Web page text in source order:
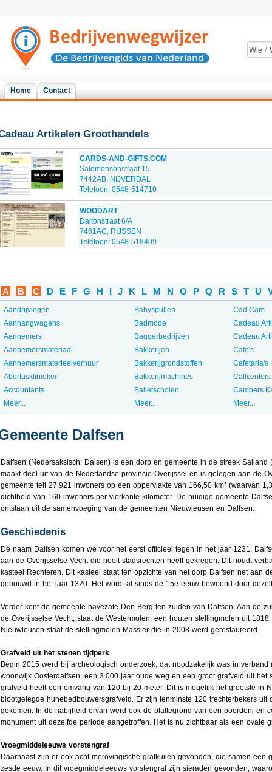
Home Contact
Artikelen Groothandels
CARDS-AND-GIFTS.COM
Salomonsonstraat 15
7442AB, NIJVERDAL
Telefoon: 0548-514710
WOODART
Daltonstraat 6/A
7461AC, RIJSSEN
Telefoon: 0548-518409
A B C D E F G H I J K L M N O P Q R S T U
Aandrijvingen
Aanhangwagens
Aannemers
Aannemersmateriaal
Aannemersmaterieelverhuur
Abortusklinieken
Accountants
Meer...
Babyspullen
Badmode
Baggerbedrijven
Bakkerijen
Bakkerijgrondstoffen
Bakkerijmachines
Balletscholen
Meer...
Cad Cam
Cadeau
Cadeau
Cafe's
Cafetaria's
Callcenters
Campers
Meer...
Dalfsen
Dalfsen (Nedersaksisch: Dalsen) is een dorp en gemeente in de streek Salland
maakt deel uit van de Nederlandse provincie Overijssel en is gelegen aan de
gemeente telt 27.921 inwoners op een oppervlakte van 166,50 km² (waarvan
dichtheid van 160 inwoners per vierkante kilometer. De huidige gemeente
ontstaan uit de samenvoeging van de gemeenten Nieuwleusen en Dalfsen.
Geschiedenis
De naam Dalfsen komen we voor het eerst officieel tegen in het jaar 1231.
aan de Overijsselse Vecht die nooit stadsrechten heeft gekregen. Dit houdt
kasteel Rechteren. Dit kasteel staat ten opzichte van het dorp Dalfsen net aan
gebouwd in het jaar 1320. Het wordt al sinds de 15e eeuw bewoond door
Verder kent de gemeente havezate Den Berg ten zuiden van Dalfsen. Aan de
de Overijsselse Vecht, staat de Westermolen, een houten stellingmolen uit
Nieuwleusen staat de stellingmolen Massier die in 2008 werd gerestaureerd.
Grafveld uit het stenen tijdperk
Begin 2015 werd bij archeologisch onderzoek, dat noodzakelijk was in
woonwijk Oosterdalfsen, een 3.000 jaar oude weg en een groot grafveld uit het
grafveld heeft een omvang van 120 bij 20 meter. Dit is mogelijk het grootste in
blootgelegde hunebedbouwersgrafveld. Er zijn tenminste 120 trechterbekers uit
gekomen. In de nabijheid ervan werd ook de plattegrond van een boerderij en
monument uit dezelfde periode aangetroffen. Het is nu zichtbaar als een ovale
Vroegmiddeleeuws vorstengraf
Daarnaast zijn er ook acht merovingische grafkuilen gevonden, die samen een
zesde eeuw. In dit vroegmiddeleeuws vorstengraf zijn sieraden gevonden,